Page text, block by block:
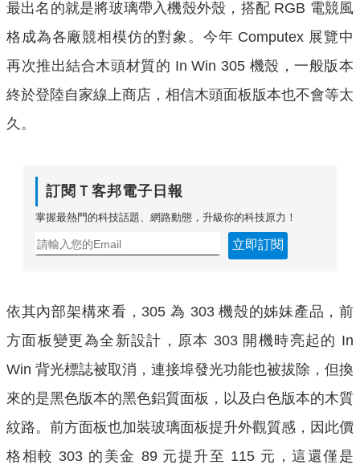
最出名的就是將玻璃帶入機殼外殼，搭配 RGB 電競風
格成為各廠競相模仿的對象。今年 Computex 展覽中
再次推出結合木頭材質的 In Win 305 機殼，一般版本
終於登陸自家線上商店，相信木頭面板版本也不會等太
久。
訂閱Ｔ客邦電子日報
掌握最熱門的科技話題、網路動態，升級你的科技原力！
立即訂閱
依其內部架構來看，305 為 303 機殼的姊妹產品，前
方面板變更為全新設計，原本 303 開機時亮起的 In
Win 背光標誌被取消，連接埠發光功能也被拔除，但換
來的是黑色版本的黑色鋁質面板，以及白色版本的木質
紋路。前方面板也加裝玻璃面板提升外觀質感，因此價
格相較 303 的美金 89 元提升至 115 元，這還僅是